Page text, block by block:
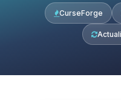
CurseForge